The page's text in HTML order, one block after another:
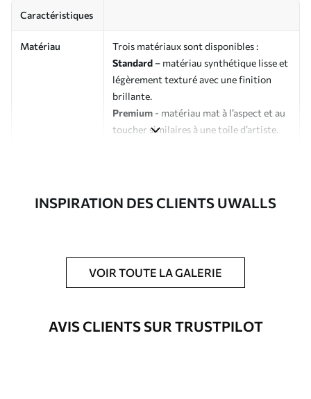
Caractéristiques
Matériau
Trois matériaux sont disponibles :
Standard – matériau synthétique lisse et
légèrement texturé avec une finition
brillante.
Premium - matériau mat à l’aspect et au
toucher similaires à une toile d’artiste.
Possibilité d'ajouter un vernis
protecteur pour renforcer la durabilité
du tableau.
Matériaux disponibles
INSPIRATION DES CLIENTS UWALLS
VOIR TOUTE LA GALERIE
AVIS CLIENTS SUR TRUSTPILOT